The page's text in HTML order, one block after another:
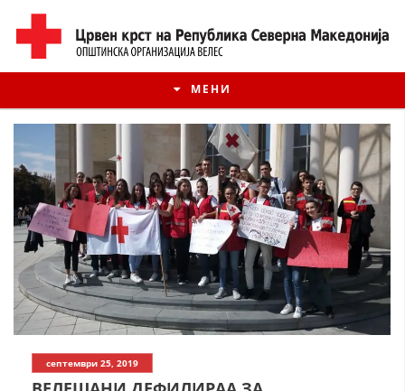
МЕНИ
ИСТОРИЈАТ НА ЦКРМ
ИСТОРИЈАТ НА ДВИЖЕЊЕТО
септември 25, 2019